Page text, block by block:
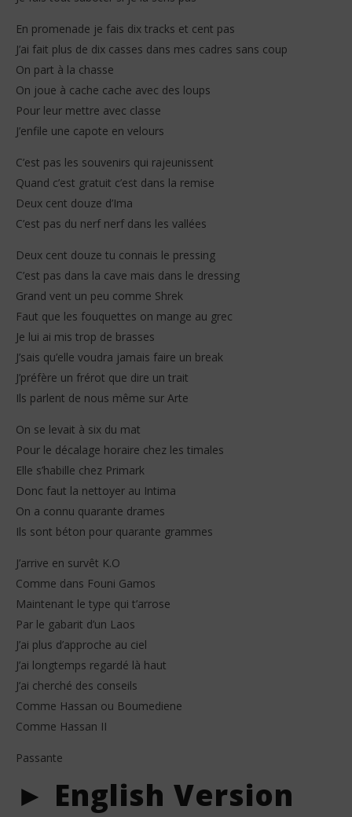
En promenade je fais dix tracks et cent pas
J’ai fait plus de dix casses dans mes cadres sans coup
On part à la chasse
On joue à cache cache avec des loups
Pour leur mettre avec classe
J’enfile une capote en velours
C’est pas les souvenirs qui rajeunissent
Quand c’est gratuit c’est dans la remise
Deux cent douze d’Ima
C’est pas du nerf nerf dans les vallées
Deux cent douze tu connais le pressing
C’est pas dans la cave mais dans le dressing
Grand vent un peu comme Shrek
Faut que les fouquettes on mange au grec
Je lui ai mis trop de brasses
J’sais qu’elle voudra jamais faire un break
J’préfère un frérot que dire un trait
Ils parlent de nous même sur Arte
On se levait à six du mat
Pour le décalage horaire chez les timales
Elle s’habille chez Primark
Donc faut la nettoyer au Intima
On a connu quarante drames
Ils sont béton pour quarante grammes
J’arrive en survêt K.O
Comme dans Founi Gamos
Maintenant le type qui t’arrose
Par le gabarit d’un Laos
J’ai plus d’approche au ciel
J’ai longtemps regardé là haut
J’ai cherché des conseils
Comme Hassan ou Boumediene
Comme Hassan II
Passante
► English Version